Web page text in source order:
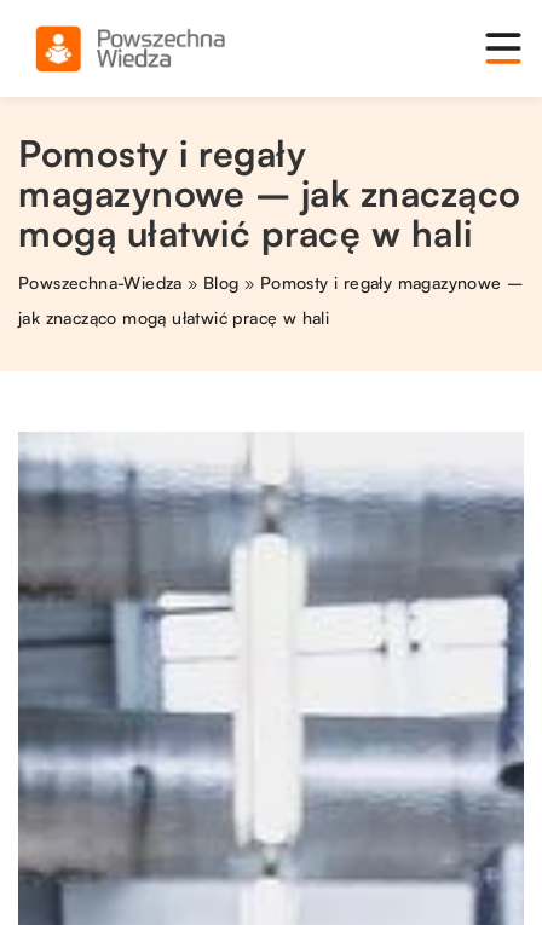
Pomosty i regały
magazynowe – jak znacząco
mogą ułatwić pracę w hali
Powszechna-Wiedza » Blog » Pomosty i regały magazynowe –
jak znacząco mogą ułatwić pracę w hali